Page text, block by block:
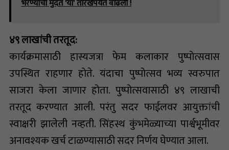
भरण्याची मुदत 'या' तारखेपर्यंत वाढली !
४९ लाखांची तरतूद:
कार्यक्रमासाठी हास्यजत्रा फेम कलाकार पुष्पोत्सवास
उपस्थित राहणार होते. यंदाचा पुष्पोत्सव भव्य स्वरुपात
साजरा केला जाणार होता. पुष्पोत्सवासाठी ४९ लाखाची
तरतूद करण्यात आली. परंतु सदर फाईलवर आयुक्तांची
स्वाक्षरी झालेली नव्हती. सिंहस्थ कुंभमेळ्याच्या पार्श्वभूमीवर
अनावश्यक खर्च टाळण्यासाठी सदर निर्णय घेण्यात आला.